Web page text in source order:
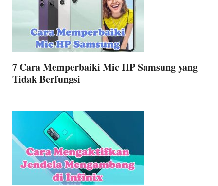
7 Cara Memperbaiki Mic HP Samsung yang
Tidak Berfungsi